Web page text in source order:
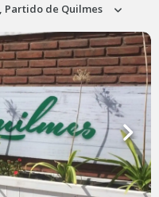
Partido de Quilmes